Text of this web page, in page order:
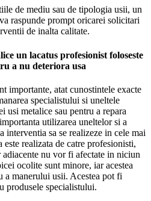
de mediu sau de tipologia usii, un
raspunde prompt oricarei solicitari
de inalta calitate.
un lacatus profesionist foloseste
a nu deteriora usa
importante, atat cunostintele exacte
specialistului si uneltele
usi metalice sau pentru a repara
utilizarea uneltelor si a
interventia sa se realizeze in cele mai
realizata de catre profesionisti,
nu vor fi afectate in niciun
ocolite sunt minore, iar acestea
a manerului usii. Acestea pot fi
produsele specialistului.